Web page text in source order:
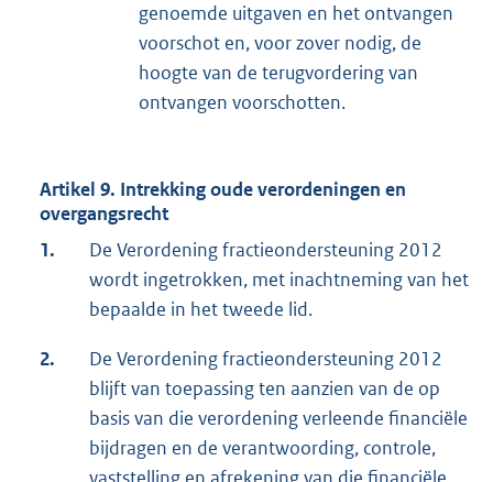
genoemde uitgaven en het ontvangen
voorschot en, voor zover nodig, de
hoogte van de terugvordering van
ontvangen voorschotten.
Artikel 9. Intrekking oude verordeningen en
overgangsrecht
1.
De Verordening fractieondersteuning 2012
wordt ingetrokken, met inachtneming van het
bepaalde in het tweede lid.
2.
De Verordening fractieondersteuning 2012
blijft van toepassing ten aanzien van de op
basis van die verordening verleende financiële
bijdragen en de verantwoording, controle,